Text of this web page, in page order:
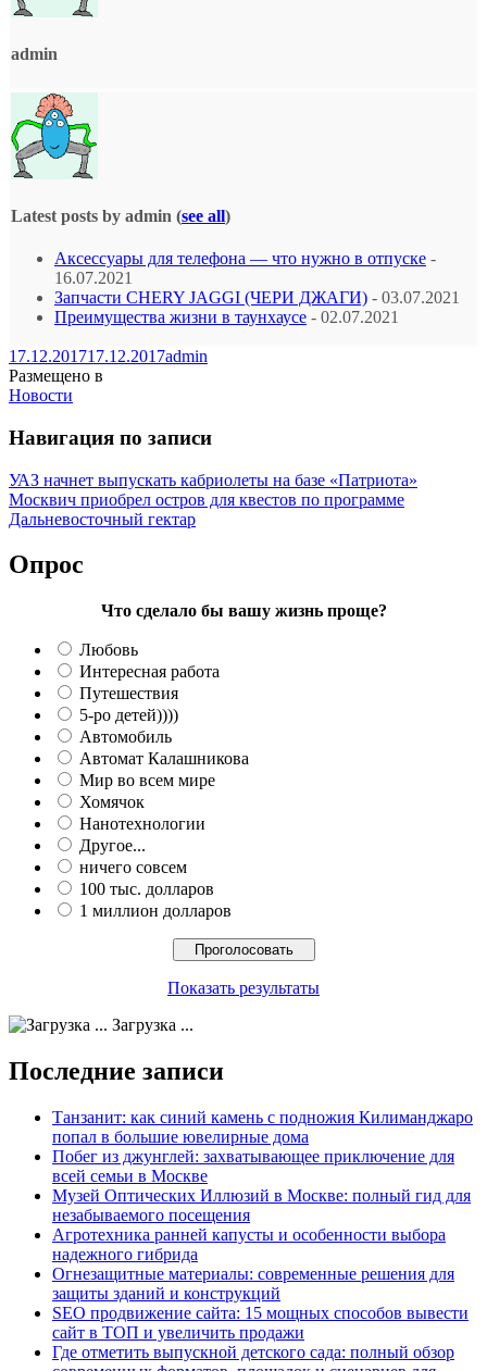
admin
Latest posts by admin (see all)
Аксессуары для телефона — что нужно в отпуске -
16.07.2021
Запчасти CHERY JAGGI (ЧЕРИ ДЖАГИ) - 03.07.2021
Преимущества жизни в таунхаусе - 02.07.2021
17.12.201717.12.2017admin
Размещено в
Новости
Навигация по записи
УАЗ начнет выпускать кабриолеты на базе «Патриота»
Москвич приобрел остров для квестов по программе
Дальневосточный гектар
Опрос
Что сделало бы вашу жизнь проще?
Любовь
Интересная работа
Путешествия
5-ро детей))))
Автомобиль
Автомат Калашникова
Мир во всем мире
Хомячок
Нанотехнологии
Другое...
ничего совсем
100 тыс. долларов
1 миллион долларов
Показать результаты
Загрузка ...
Последние записи
Танзанит: как синий камень с подножия Килиманджаро
попал в большие ювелирные дома
Побег из джунглей: захватывающее приключение для
всей семьи в Москве
Музей Оптических Иллюзий в Москве: полный гид для
незабываемого посещения
Агротехника ранней капусты и особенности выбора
надежного гибрида
Огнезащитные материалы: современные решения для
защиты зданий и конструкций
SEO продвижение сайта: 15 мощных способов вывести
сайт в ТОП и увеличить продажи
Где отметить выпускной детского сада: полный обзор